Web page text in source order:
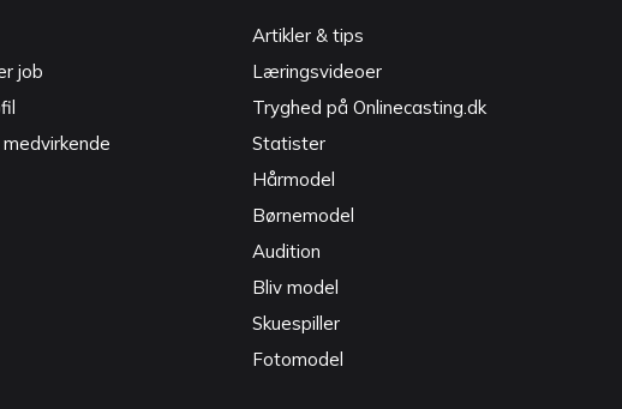
job
Artikler & tips
Læringsvideoer
Tryghed på Onlinecasting.dk
Statister
Hårmodel
Børnemodel
Audition
Bliv model
Skuespiller
Fotomodel